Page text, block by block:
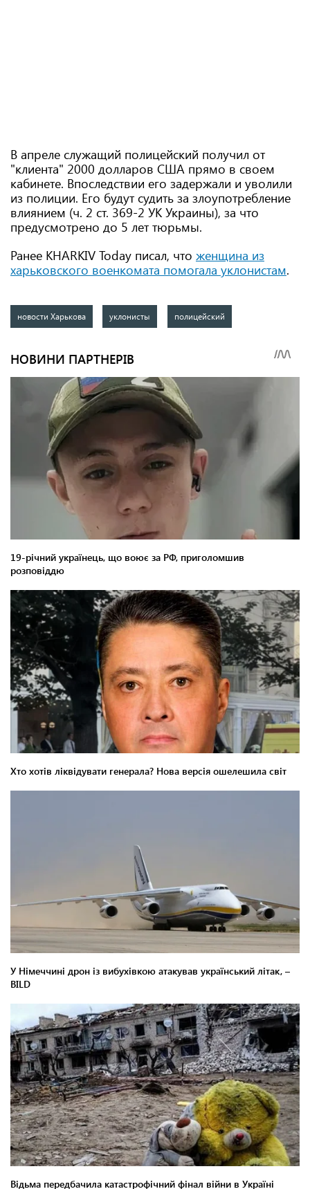
В апреле служащий полицейский получил от
"клиента" 2000 долларов США прямо в своем
кабинете. Впоследствии его задержали и уволили
из полиции. Его будут судить за злоупотребление
влиянием (ч. 2 ст. 369-2 УК Украины), за что
предусмотрено до 5 лет тюрьмы.
Ранее KHARKIV Today писал, что женщина из
харьковского военкомата помогала уклонистам.
новости Харькова уклонисты полицейский